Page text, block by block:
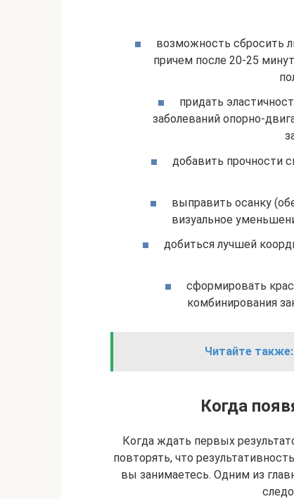
возможность сбросить
причем после 20-25
придать
заболеваний опорно-
добавить прочности
выправить осанку
визуальное
добиться лучшей
сформировать
комбинирования
Читайте также:
Когда
Когда ждать первых
повторять, что
вы занимаетесь. Одним из